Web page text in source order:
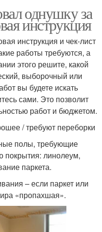
однушку за
инструкция
инструкция и чек-лист
работы требуются, а
этого решите, какой
выборочный или
вы будете искать
сами. Это позволит
работ и бюджетом.
/ требуют переборки
полы, требующие
покрытия: линолеум,
паркета.
– если паркет или
«пропахшая».